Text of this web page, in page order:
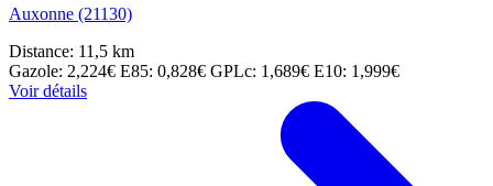
Auxonne (21130)
Distance: 11,5 km
Gazole: 2,224€ E85: 0,828€ GPLc: 1,689€ E10: 1,999€
Voir détails